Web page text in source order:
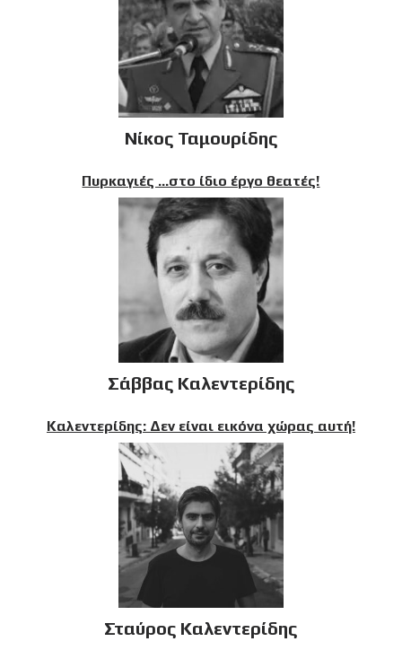
Νίκος Ταμουρίδης
Πυρκαγιές …στο ίδιο έργο θεατές!
Σάββας Καλεντερίδης
Καλεντερίδης: Δεν είναι εικόνα χώρας αυτή!
Σταύρος Καλεντερίδης